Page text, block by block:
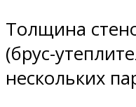
Толщина
(брус-
нескольких